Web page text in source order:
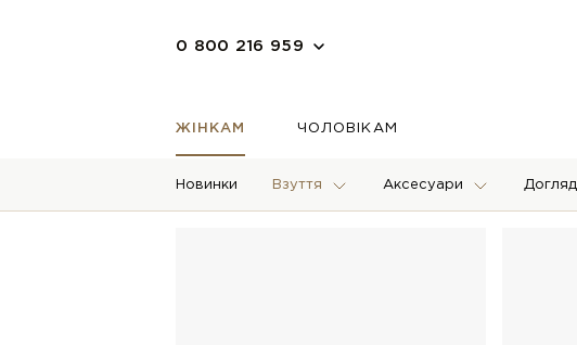
0 800 216 959
ЖІНКАМ ЧОЛОВІКАМ
Новинки Взуття Аксесуари Догляд